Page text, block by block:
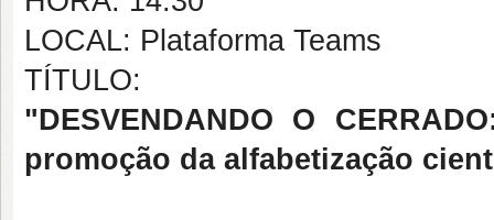
LOCAL: Plataforma Teams
TÍTULO:
"DESVENDANDO O
promoção da alfabetização